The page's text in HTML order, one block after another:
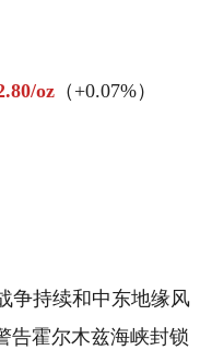
oz （+0.07%）
争持续和中东地缘风
告霍尔木兹海峡封锁